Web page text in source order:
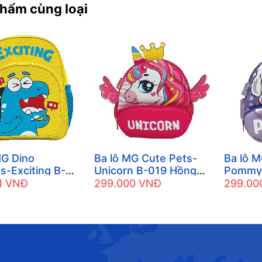
cùng loại
Dino
Exciting B-
VNĐ
Ba lô MG Cute Pets-
Unicorn B-019 Hồng
nhạt
299.000 VNĐ
Ba lô